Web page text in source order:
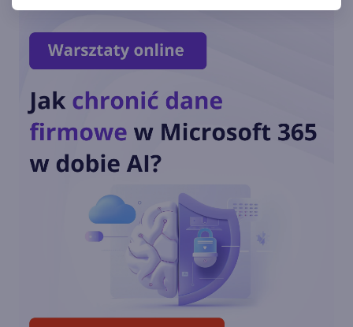
3!
Onex Day - 3. edycja
Zapraszamy na darmowe
warsztaty: Jak zadbać o
bezpieczeństwo informacji w
Microsoft 365 i Copilot